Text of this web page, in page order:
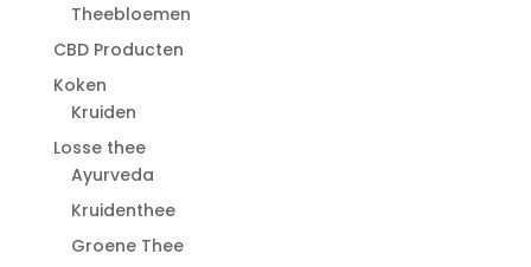
Theebloemen
CBD Producten
Koken
Kruiden
Losse thee
Ayurveda
Kruidenthee
Groene Thee